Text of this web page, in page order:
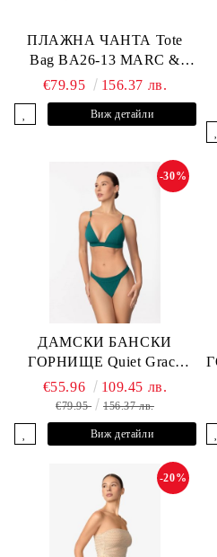
ПЛАЖНА ЧАНТА Tote
Bag BA26-13 MARC &
ANDRE
€79.95 156.37 лв.
Виж детайли
ДАМСКИ БАНСКИ
ГОРНИЩЕ Quiet Grace
L2607-Y-352 MARC &
ANDRE
-30%
€55.96 109.45 лв.
€79.95 156.37 лв.
Виж детайли
-20%